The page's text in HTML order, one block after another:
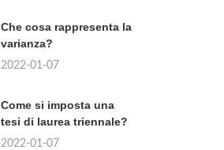
Che cosa rappresenta la
varianza?
2022-01-07
Come si imposta una
tesi di laurea triennale?
2022-01-07